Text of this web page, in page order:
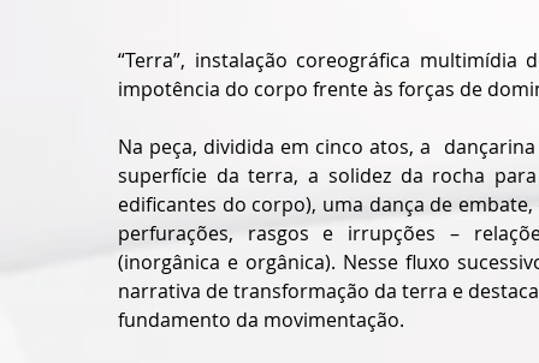
“Terra”, instalação coreográfica
impotência do corpo frente às forças de
Na peça, dividida em cinco atos, a
superfície da terra, a solidez da rocha
edificantes do corpo), uma dança de
perfurações, rasgos e irrupções –
(inorgânica e orgânica). Nesse fluxo
narrativa de transformação da terra e
fundamento da movimentação.